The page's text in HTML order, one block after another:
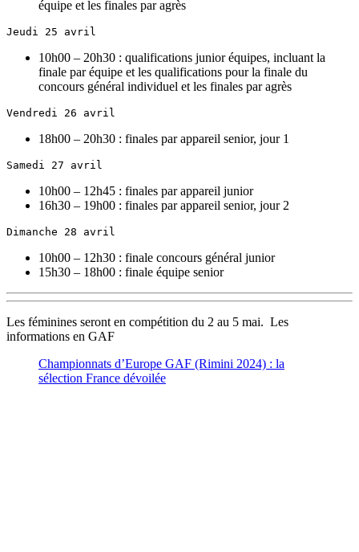
équipe et les finales par agrès
Jeudi 25 avril
10h00 – 20h30 : qualifications junior équipes, incluant la
finale par équipe et les qualifications pour la finale du
concours général individuel et les finales par agrès
Vendredi 26 avril
18h00 – 20h30 : finales par appareil senior, jour 1
Samedi 27 avril
10h00 – 12h45 : finales par appareil junior
16h30 – 19h00 : finales par appareil senior, jour 2
Dimanche 28 avril
10h00 – 12h30 : finale concours général junior
15h30 – 18h00 : finale équipe senior
Les féminines seront en compétition du 2 au 5 mai. Les
informations en GAF
Championnats d’Europe GAF (Rimini 2024) : la
sélection France dévoilée